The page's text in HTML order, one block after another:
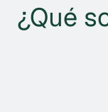
¿Qué